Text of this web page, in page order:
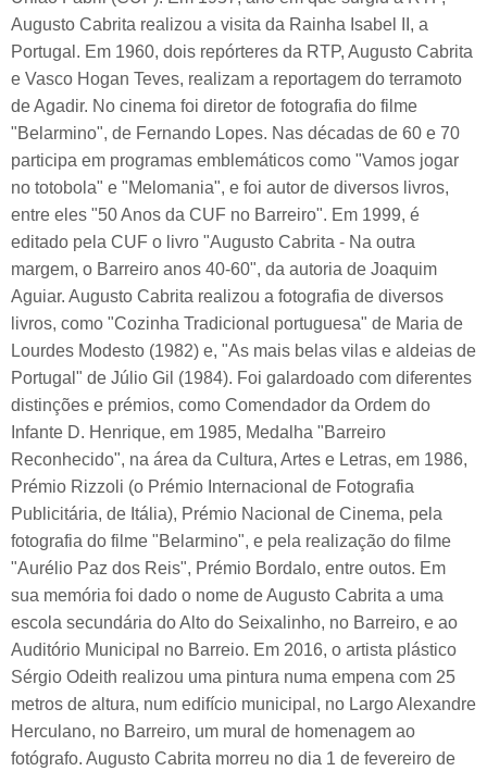
Augusto Cabrita realizou a visita da Rainha Isabel II, a
Portugal. Em 1960, dois repórteres da RTP, Augusto Cabrita
e Vasco Hogan Teves, realizam a reportagem do terramoto
de Agadir. No cinema foi diretor de fotografia do filme
"Belarmino", de Fernando Lopes. Nas décadas de 60 e 70
participa em programas emblemáticos como "Vamos jogar
no totobola" e "Melomania", e foi autor de diversos livros,
entre eles "50 Anos da CUF no Barreiro". Em 1999, é
editado pela CUF o livro "Augusto Cabrita - Na outra
margem, o Barreiro anos 40-60", da autoria de Joaquim
Aguiar. Augusto Cabrita realizou a fotografia de diversos
livros, como "Cozinha Tradicional portuguesa" de Maria de
Lourdes Modesto (1982) e, "As mais belas vilas e aldeias de
Portugal" de Júlio Gil (1984). Foi galardoado com diferentes
distinções e prémios, como Comendador da Ordem do
Infante D. Henrique, em 1985, Medalha "Barreiro
Reconhecido", na área da Cultura, Artes e Letras, em 1986,
Prémio Rizzoli (o Prémio Internacional de Fotografia
Publicitária, de Itália), Prémio Nacional de Cinema, pela
fotografia do filme "Belarmino", e pela realização do filme
"Aurélio Paz dos Reis", Prémio Bordalo, entre outos. Em
sua memória foi dado o nome de Augusto Cabrita a uma
escola secundária do Alto do Seixalinho, no Barreiro, e ao
Auditório Municipal no Barreio. Em 2016, o artista plástico
Sérgio Odeith realizou uma pintura numa empena com 25
metros de altura, num edifício municipal, no Largo Alexandre
Herculano, no Barreiro, um mural de homenagem ao
fotógrafo. Augusto Cabrita morreu no dia 1 de fevereiro de